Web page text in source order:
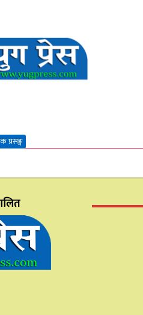
प्रसङ्ग